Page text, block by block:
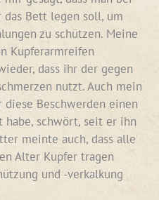
Bett legen soll, um
zu schützen. Meine
Kupferarmreifen
dass ihr der gegen
nutzt. Auch mein
Beschwerden einen
schwört, seit er ihn
meinte auch, dass alle
Alter Kupfer tragen
und -verkalkung